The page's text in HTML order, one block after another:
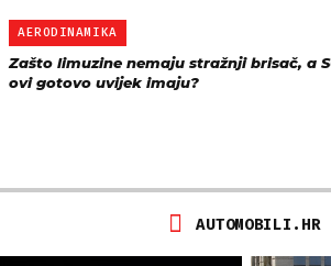
AERODINAMIKA
Zašto limuzine nemaju stražnji brisač, a
ovi gotovo uvijek imaju?